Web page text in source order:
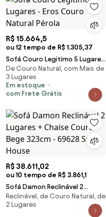
R$ 15.664,5
ou 12 tempo de R$ 1.305,37
Sofá Couro Legitimo 5 Lugares
- Eros Couro Natural Pérola
De Couro Natural, com Mais de
3 Lugares
Em estoque
com Frete Grátis
R$ 38.611,02
ou 10 tempo de R$ 3.861,1
Sofá Damon Reclinável 2
Lugares + Chaise Couro Bege
323cm - 69628 Sun House
Reclinável, de Couro Natural, de
2 Lugares